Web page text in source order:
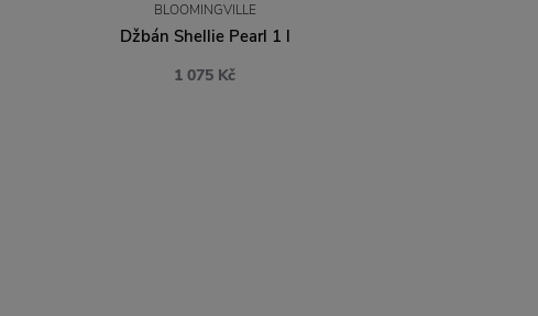
BLOOMINGVILLE
Džbán Shellie Pearl 1 l
1 075 Kč